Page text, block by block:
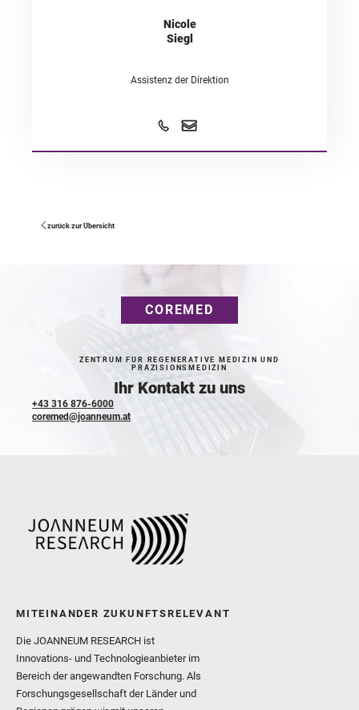
Nicole
Siegl
Assistenz der Direktion
zurück zur Übersicht
COREMED
ZENTRUM FÜR REGENERATIVE MEDIZIN UND
PRÄZISIONSMEDIZIN
Ihr Kontakt zu uns
+43 316 876-6000
coremed@joanneum.at
MITEINANDER ZUKUNFTSRELEVANT
Die JOANNEUM RESEARCH ist
Innovations- und Technologieanbieter im
Bereich der angewandten Forschung. Als
Forschungsgesellschaft der Länder und